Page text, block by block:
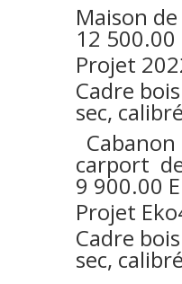
Maison
12 500.00
Projet
Cadre
sec,
carport
9 900.00
Projet
Cadre
sec,